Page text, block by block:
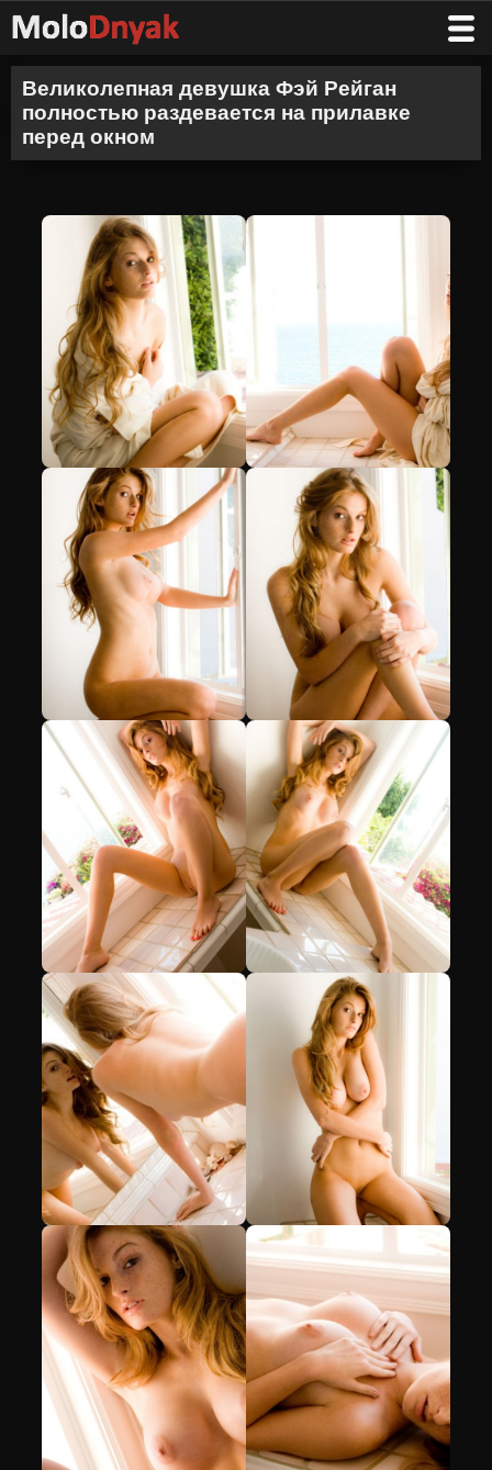
Великолепная девушка Фэй Рейган
полностью раздевается на прилавке
перед окном